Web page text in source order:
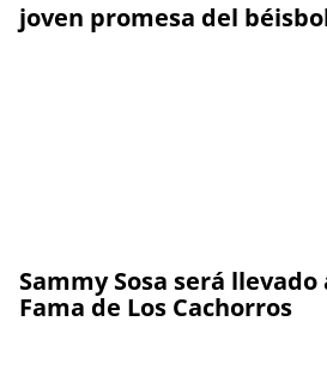
joven promesa del
Sammy Sosa será llevado
Fama de Los Cachorros